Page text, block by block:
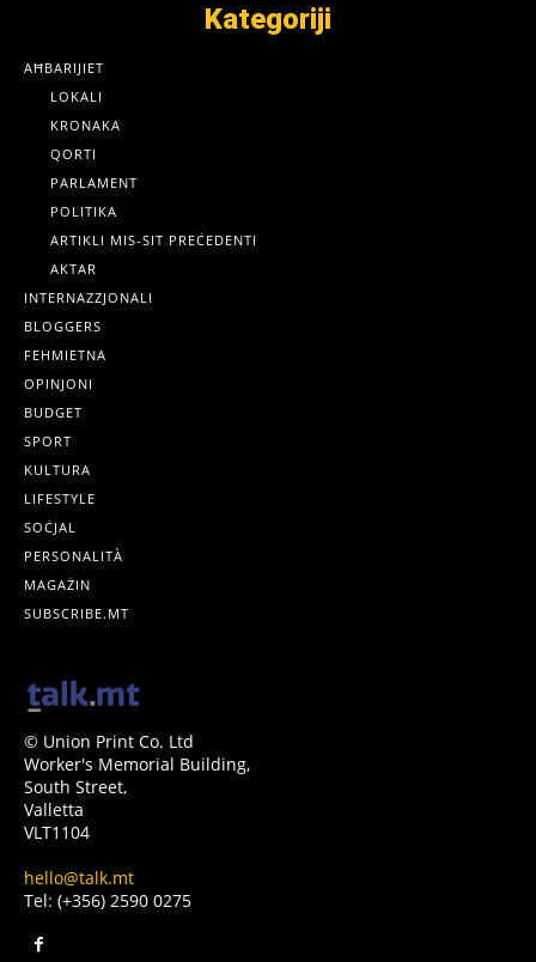
Kategoriji
AĦBARIJIET
LOKALI
KRONAKA
QORTI
PARLAMENT
POLITIKA
ARTIKLI MIS-SIT PREĊEDENTI
AKTAR
INTERNAZZJONALI
BLOGGERS
FEHMIETNA
OPINJONI
BUDGET
SPORT
KULTURA
LIFESTYLE
SOĊJAL
PERSONALITÀ
MAGAŻIN
SUBSCRIBE.MT
© Union Print Co. Ltd
Worker's Memorial Building,
South Street,
Valletta
VLT1104
hello@talk.mt
Tel: (+356) 2590 0275